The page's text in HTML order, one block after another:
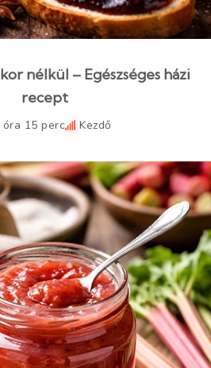
nélkül – Egészséges házi
recept
óra 15 perc Kezdő